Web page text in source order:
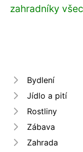
zahradníky
Bydlení
Jídlo a pití
Rostliny
Zábava
Zahrada